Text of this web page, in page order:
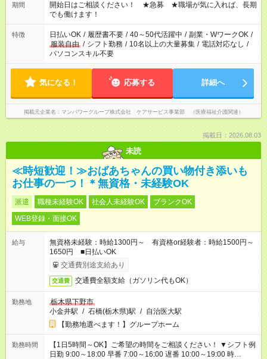
ん ※法令に基づき、週20時間以上勤務は社会保険への加入対象
となります ※労働者派遣法（日雇い派遣の原則禁止）により、
短時間・短期間の就業はご案内が難しい場合があります
期間
開始日はご相談ください！ ★急募 ★職場が気に入れば、長期
でも働けます！
特徴 日払いOK / 履歴書不要 / 40～50代活躍中 / 副業・WワークOK /
服装自由 / シフト勤務 / 10名以上の大量募集 / 電話対応なし /
パソコンスキル不要
気になる！ 応募する 詳細へ
掲載元企業名 マンパワーグループ株式会社 ケアサービス事業部 （医療福祉介護関連）
掲載日：2026.08.03
未読
≪時短歓迎！≫おばあちゃんの買い物付き添いも
お仕事の一つ！＊無資格・未経験OK
派遣 職種未経験OK 社会人未経験OK
ブランクOK
WEB登録・面接OK
給与
無資格未経験：時給1300円～ 有資格or経験者：時給1500円～
1650円 ■日払いOK
交通費別途支給あり
交通費 交通費全額支給（ガソリン代もOK）
勤務地
栃木県下野市
小金井駅 / 石橋(栃木県)駅 / 自治医大駅
【勤務地選べます！】グループホーム
勤務時間
【1日5時間～OK】ご希望の時間をご相談ください！ ▼シフト例
日勤 9:00～18:00 早番 7:00～16:00 遅番 10:00～19:00 時